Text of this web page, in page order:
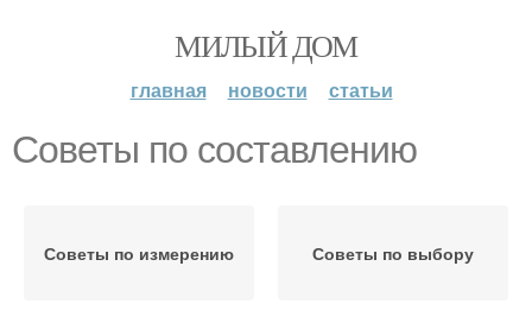
МИЛЫЙ ДОМ
главная новости статьи
Советы по составлению
Советы по измерению Советы по выбору